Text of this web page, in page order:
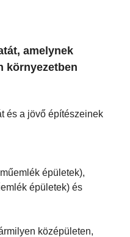
amelynek
környezetben
és a jövő építészeinek
épületek),
épületek) és
középületen,